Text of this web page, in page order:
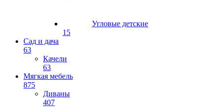
Угловые детские
15
Сад и дача
63
Качели
63
Мягкая мебель
875
Диваны
407